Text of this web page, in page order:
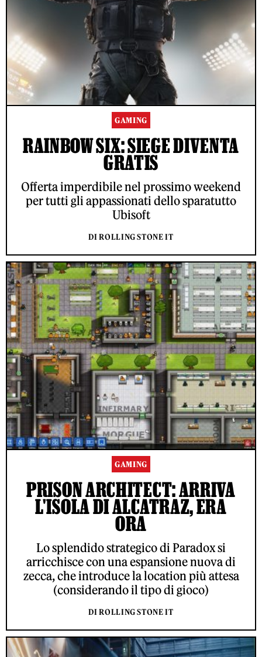
GAMING
RAINBOW SIX: SIEGE DIVENTA
GRATIS
Offerta imperdibile nel prossimo weekend
per tutti gli appassionati dello sparatutto
Ubisoft
DI ROLLING STONE IT
GAMING
PRISON ARCHITECT: ARRIVA
L'ISOLA DI ALCATRAZ, ERA
ORA
Lo splendido strategico di Paradox si
arricchisce con una espansione nuova di
zecca, che introduce la location più attesa
(considerando il tipo di gioco)
DI ROLLING STONE IT